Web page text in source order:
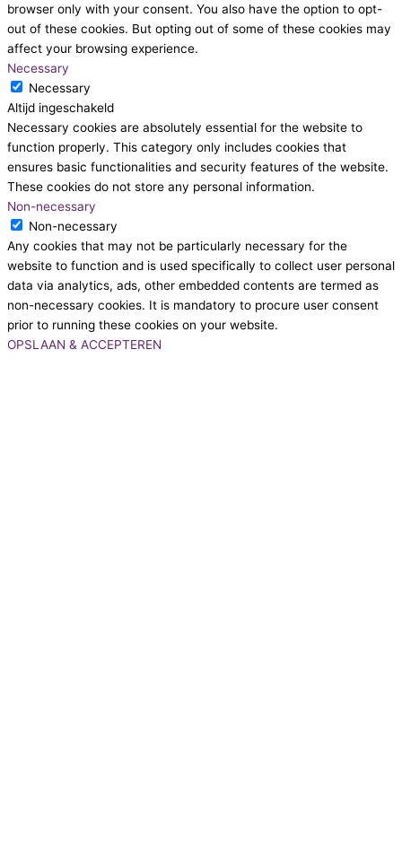
browser only with your consent. You also have the option to opt-
out of these cookies. But opting out of some of these cookies may
affect your browsing experience.
Necessary
Necessary
Altijd ingeschakeld
Necessary cookies are absolutely essential for the website to
function properly. This category only includes cookies that
ensures basic functionalities and security features of the website.
These cookies do not store any personal information.
Non-necessary
Non-necessary
Any cookies that may not be particularly necessary for the
website to function and is used specifically to collect user personal
data via analytics, ads, other embedded contents are termed as
non-necessary cookies. It is mandatory to procure user consent
prior to running these cookies on your website.
OPSLAAN & ACCEPTEREN